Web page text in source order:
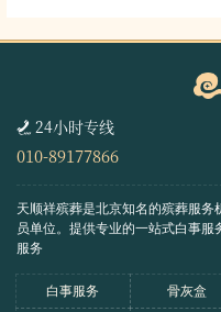
24小时专线
010-89177866
天顺祥殡葬是北京知名的殡葬服
员单位。 提供专业的一站式白事服
服务
白事服务 骨灰盒